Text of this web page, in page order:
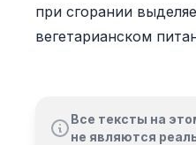
при сгорании
вегетарианском
Все тексты на
не являются